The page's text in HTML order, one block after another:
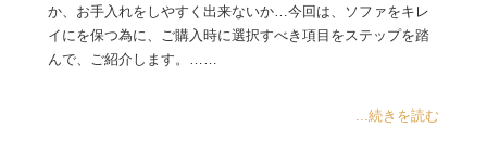
か、お手入れをしやすく出来ないか…今回は、ソファをキレ
イにを保つ為に、ご購入時に選択すべき項目をステップを踏
んで、ご紹介します。……
...続きを読む